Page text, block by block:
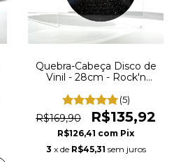
Quebra-Cabeça Disco de
Vinil - 28cm - Rock'n
(5)
R$169,90 R$135,92
R$126,41 com Pix
3 x de R$45,31 sem juros